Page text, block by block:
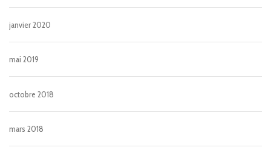
janvier 2020
mai 2019
octobre 2018
mars 2018